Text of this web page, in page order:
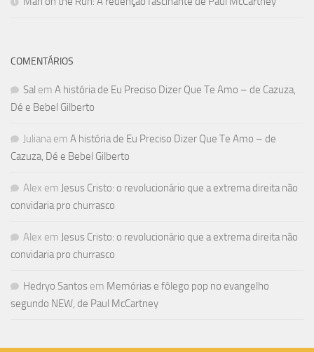
COMENTÁRIOS
Sal em A história de Eu Preciso Dizer Que Te Amo – de Cazuza,
Dé e Bebel Gilberto
Juliana em A história de Eu Preciso Dizer Que Te Amo – de
Cazuza, Dé e Bebel Gilberto
Alex em Jesus Cristo: o revolucionário que a extrema direita não
convidaria pro churrasco
Alex em Jesus Cristo: o revolucionário que a extrema direita não
convidaria pro churrasco
Hedryo Santos em Memórias e fôlego pop no evangelho
segundo NEW, de Paul McCartney